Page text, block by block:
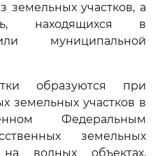
земельных участков, а
находящихся в
муниципальной
образуются при
земельных участков в
Федеральным
земельных
на водных объектах,